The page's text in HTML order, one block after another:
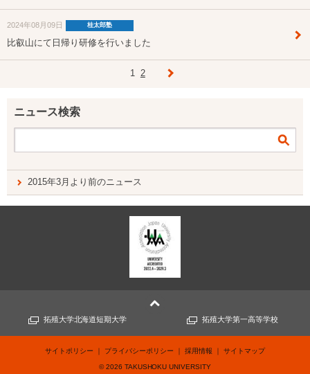
2024年08月09日 桂太郎塾
比叡山にて日帰り研修を行いました
1 2
ニュース検索
2015年3月より前のニュース
拓殖大学北海道短期大学 拓殖大学第一高等学校
サイトポリシー プライバシーポリシー 採用情報 サイトマップ
©2026 TAKUSHOKU UNIVERSITY